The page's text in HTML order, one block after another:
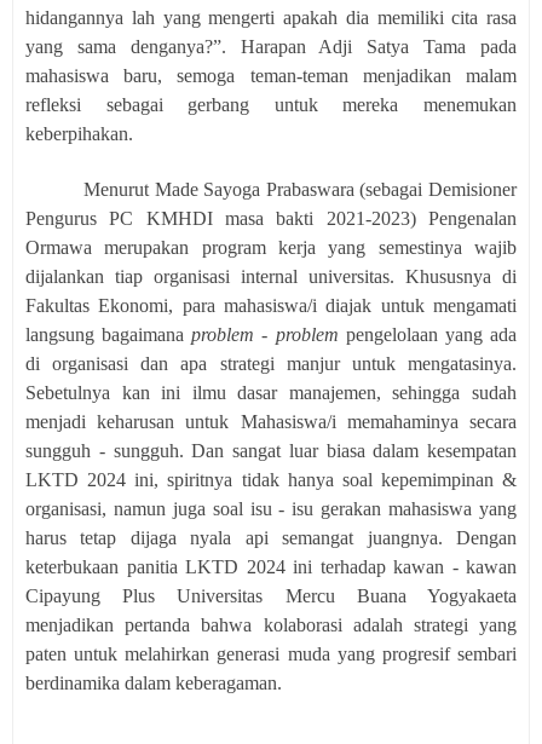
hidangannya lah yang mengerti apakah dia memiliki cita rasa
yang sama denganya?”. Harapan Adji Satya Tama pada
mahasiswa baru, semoga teman-teman menjadikan malam
refleksi sebagai gerbang untuk mereka menemukan
keberpihakan.
Menurut Made Sayoga Prabaswara (sebagai Demisioner
Pengurus PC KMHDI masa bakti 2021-2023) Pengenalan
Ormawa merupakan program kerja yang semestinya wajib
dijalankan tiap organisasi internal universitas. Khususnya di
Fakultas Ekonomi, para mahasiswa/i diajak untuk mengamati
langsung bagaimanaproblem - problem pengelolaan yang ada
di organisasi dan apa strategi manjur untuk mengatasinya.
Sebetulnya kan ini ilmu dasar manajemen, sehingga sudah
menjadi keharusan untuk Mahasiswa/i memahaminya secara
sungguh - sungguh. Dan sangat luar biasa dalam kesempatan
LKTD 2024 ini, spiritnya tidak hanya soal kepemimpinan &
organisasi, namun juga soal isu - isu gerakan mahasiswa yang
harus tetap dijaga nyala api semangat juangnya. Dengan
keterbukaan panitia LKTD 2024 ini terhadap kawan - kawan
Cipayung Plus Universitas Mercu Buana Yogyakaeta
menjadikan pertanda bahwa kolaborasi adalah strategi yang
paten untuk melahirkan generasi muda yang progresif sembari
berdinamika dalam keberagaman.